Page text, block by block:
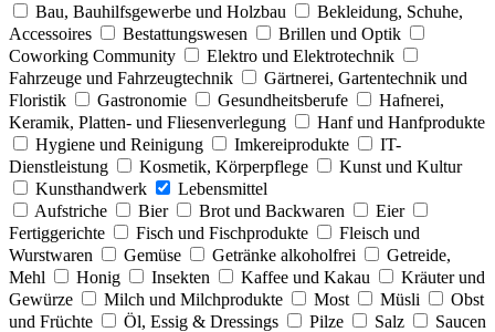
Bau, Bauhilfsgewerbe und Holzbau
Bekleidung, Schuhe,
Accessoires
Bestattungswesen
Brillen und Optik
Coworking Community
Elektro und Elektrotechnik
Fahrzeuge und Fahrzeugtechnik
Gärtnerei, Gartentechnik und
Floristik
Gastronomie Gesundheitsberufe
Hafnerei,
Keramik, Platten- und Fliesenverlegung
Hanf und Hanfprodukte
Hygiene und Reinigung
Imkereiprodukte
IT-
Dienstleistung
Kosmetik, Körperpflege
Kunst und Kultur
Kunsthandwerk
Lebensmittel
Aufstriche
Bier Brot und Backwaren
Eier
Fertiggerichte
Fisch und Fischprodukte
Fleisch und
Wurstwaren
Gemüse Getränke alkoholfrei
Getreide,
Mehl
Honig Insekten Kaffee und Kakau
Kräuter und
Gewürze
Milch und Milchprodukte Most Müsli
Obst
und Früchte
Öl, Essig & Dressings Pilze Salz
Saucen